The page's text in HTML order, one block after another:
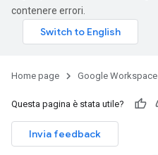
contenere errori.
Home page Google Workspace
Questa pagina è stata utile?
Invia feedback